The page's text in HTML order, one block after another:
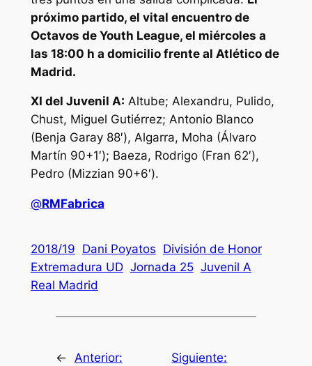
próximo partido, el vital encuentro de
Octavos de Youth League, el miércoles a
las 18:00 h a domicilio frente al Atlético de
Madrid.
XI del Juvenil A: Altube; Alexandru, Pulido,
Chust, Miguel Gutiérrez; Antonio Blanco
(Benja Garay 88′), Algarra, Moha (Álvaro
Martín 90+1′); Baeza, Rodrigo (Fran 62′),
Pedro (Mizzian 90+6′).
@RMFabrica
2018/19 Dani Poyatos División de Honor
Extremadura UD Jornada 25 Juvenil A
Real Madrid
← Anterior:
Siguiente: